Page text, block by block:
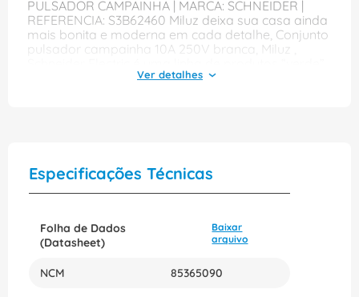
PULSADOR CAMPAINHA | MARCA: SCHNEIDER |
REFERENCIA: S3B62460 Miluz deixa sua casa ainda
mais bonita e moderna em cada detalhe, Conjunto
pulsador campainha 10A 250V branca, Miluz ,
De tomadas e interruptores clássicos a diversas
Especificações Técnicas
Folha de Dados
(Datasheet)
Baixar
arquivo
NCM 85365090